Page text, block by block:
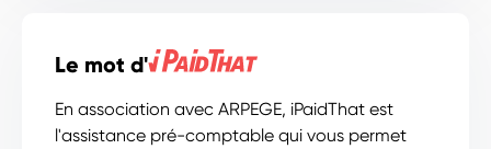
Le mot d'
En association avec ARPEGE, iPaidThat est
l'assistance pré-comptable qui vous permet